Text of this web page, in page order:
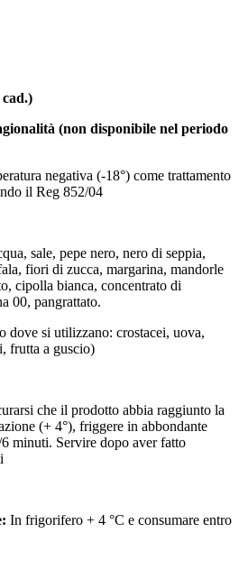
(non disponibile nel periodo
negativa (-18°) come trattamento
il Reg 852/04
sale, pepe nero, nero di seppia,
fiori di zucca, margarina, mandorle
cipolla bianca, concentrato di
00, pangrattato.
dove si utilizzano: crostacei, uova,
frutta a guscio)
che il prodotto abbia raggiunto la
(+ 4°), friggere in abbondante
minuti. Servire dopo aver fatto
In frigorifero + 4 °C e consumare entro